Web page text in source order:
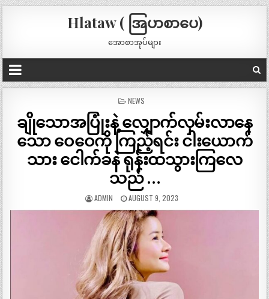
Hlataw ( အြပာစာပေ)
အောစာအုပ်များ
POSTED
NEWS
ချိုသောအပြုံးနဲ့ လျှောက်လှမ်းလာနေ
သော ဝေဝေကို ကြည့်ရင်း ငါးယောက်
သား ငေါက်ခနဲ ရုန်းထသွားကြလေ
သည် …
ADMIN AUGUST 9, 2023